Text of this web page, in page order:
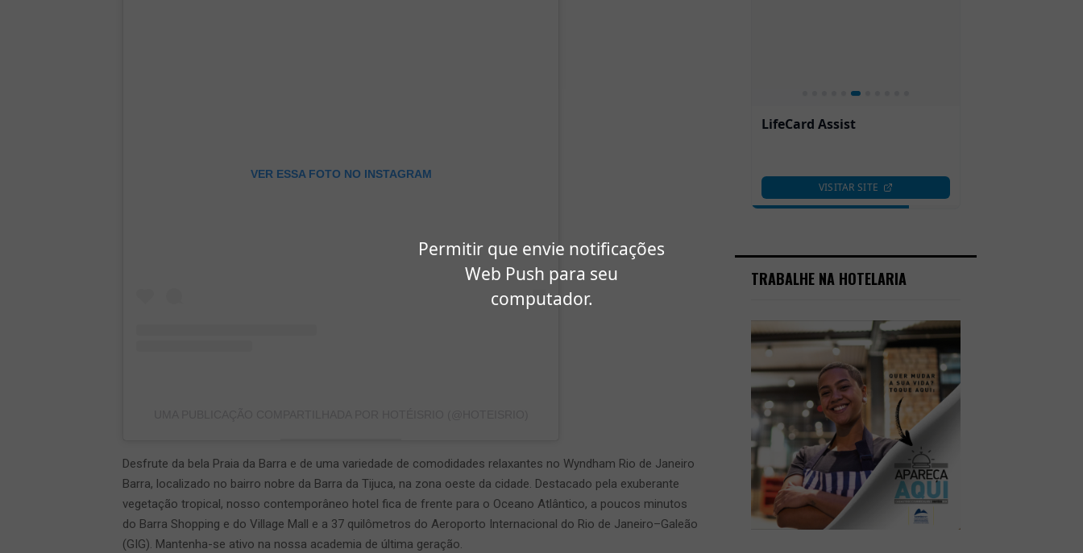
Permitir que envie notificações
Web Push para seu
computador.
VER ESSA FOTO NO INSTAGRAM
Desfrute da bela Praia da Barra e de uma variedade de comodidades relaxantes no Wyndham Rio de Janeiro
Barra, localizado no bairro nobre da Barra da Tijuca, na zona oeste da cidade. Destacado pela exuberante
vegetação tropical, nosso contemporâneo hotel fica de frente para o Oceano Atlântico, a poucos minutos
do Barra Shopping e do Village Mall e a 37 quilômetros do Aeroporto Internacional do Rio de Janeiro–Galeão
(GIG). Mantenha-se ativo na nossa academia de última geração.
TRABALHE NA HOTELARIA